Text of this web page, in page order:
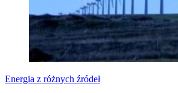
Energia z różnych źródeł